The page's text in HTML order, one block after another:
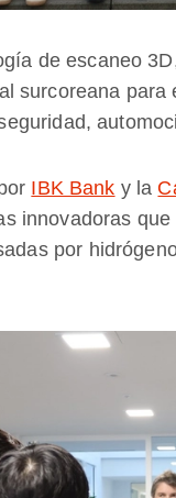
de escaneo
surcoreana
IBK Bank y la
innovadoras
por